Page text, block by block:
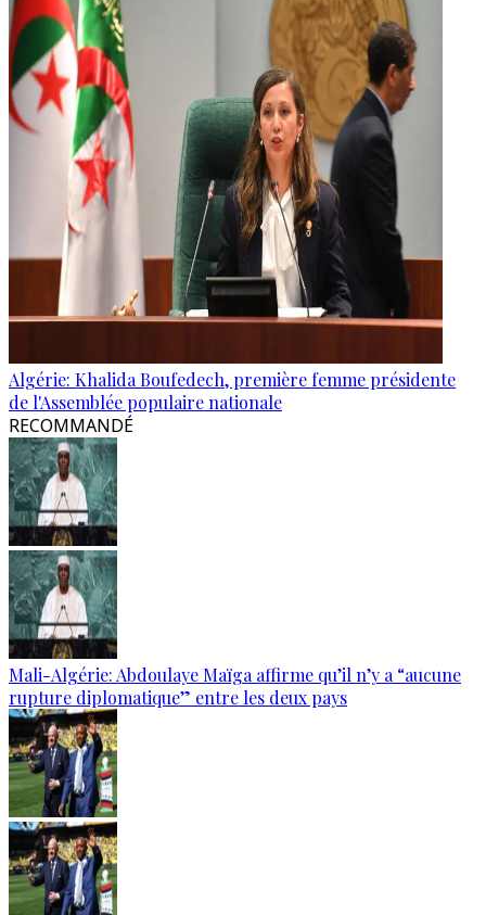
Algérie: Khalida Boufedech, première femme présidente
de l'Assemblée populaire nationale
RECOMMANDÉ
Mali-Algérie: Abdoulaye Maïga affirme qu’il n’y a “aucune
rupture diplomatique” entre les deux pays